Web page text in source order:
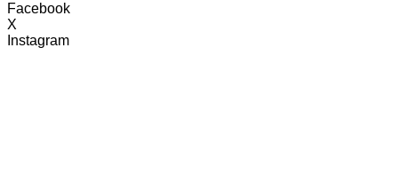
Facebook
X
Instagram